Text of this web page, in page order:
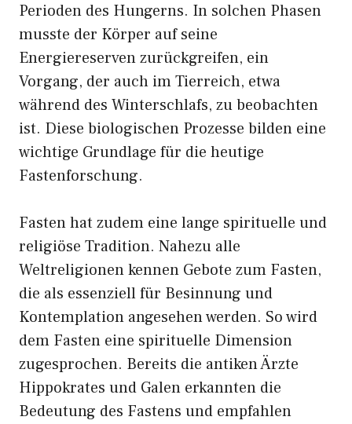
Perioden des Hungerns. In solchen Phasen
musste der Körper auf seine
Energiereserven zurückgreifen, ein
Vorgang, der auch im Tierreich, etwa
während des Winterschlafs, zu beobachten
ist. Diese biologischen Prozesse bilden eine
wichtige Grundlage für die heutige
Fastenforschung.
Fasten hat zudem eine lange spirituelle und
religiöse Tradition. Nahezu alle
Weltreligionen kennen Gebote zum Fasten,
die als essenziell für Besinnung und
Kontemplation angesehen werden. So wird
dem Fasten eine spirituelle Dimension
zugesprochen. Bereits die antiken Ärzte
Hippokrates und Galen erkannten die
Bedeutung des Fastens und empfahlen